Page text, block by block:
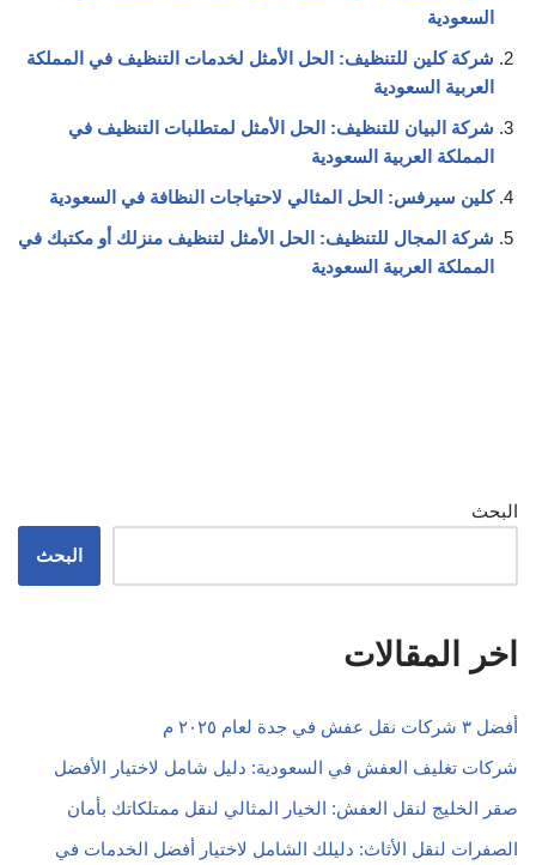
السعودية
شركة كلين للتنظيف: الحل الأمثل لخدمات التنظيف في المملكة
العربية السعودية
شركة البيان للتنظيف: الحل الأمثل لمتطلبات التنظيف في
المملكة العربية السعودية
كلين سيرفس: الحل المثالي لاحتياجات النظافة في السعودية
شركة المجال للتنظيف: الحل الأمثل لتنظيف منزلك أو مكتبك في
المملكة العربية السعودية
البحث
البحث
اخر المقالات
أفضل ٣ شركات نقل عفش في جدة لعام ٢٠٢٥ م
شركات تغليف العفش في السعودية: دليل شامل لاختيار الأفضل
صقر الخليج لنقل العفش: الخيار المثالي لنقل ممتلكاتك بأمان
الصفرات لنقل الأثاث: دليلك الشامل لاختيار أفضل الخدمات في